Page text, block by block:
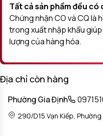
Tất cả sản phầm đều có
Chứng nhận CO và CQ là
trong xuất nhập khẩu
lượng của hàng hóa.
Địa chỉ còn hàng
Phường Gia Định
290/D15 Vạn Kiếp,